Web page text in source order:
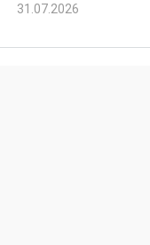
31.07.2026